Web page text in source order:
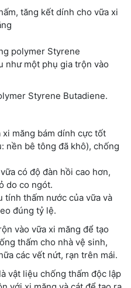
tăng kết dính cho vữa xi
polymer Styrene
như một phụ gia trộn vào
Styrene Butadiene.
xi măng bám dính cực tốt
nền bê tông đã khô), chống
có độ đàn hồi cao hơn,
do co ngót.
tính thấm nước của vữa và
đúng tỷ lệ.
vào vữa xi măng để tạo
thấm cho nhà vệ sinh,
các vết nứt, rạn trên mái.
vật liệu chống thấm độc lập